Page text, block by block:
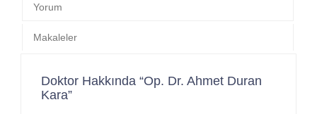
Yorum
Makaleler
Doktor Hakkında “Op. Dr. Ahmet Duran
Kara”